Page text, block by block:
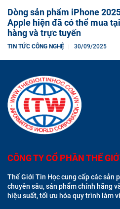
Dòng sản phẩm iPhone
Apple hiện đã có thể mua
hàng và trực tuyến
TIN TỨC CÔNG NGHỆ 30/09/2025
CÔNG TY CỔ PHẦN THẾ
Thế Giới Tin Học cung cấp các sản
chuyên sâu, sản phẩm chính hãng
hiệu suất, tối ưu hóa quy trình làm